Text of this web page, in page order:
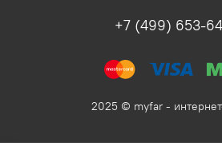
+7 (499) 653-
2025 © myfar -